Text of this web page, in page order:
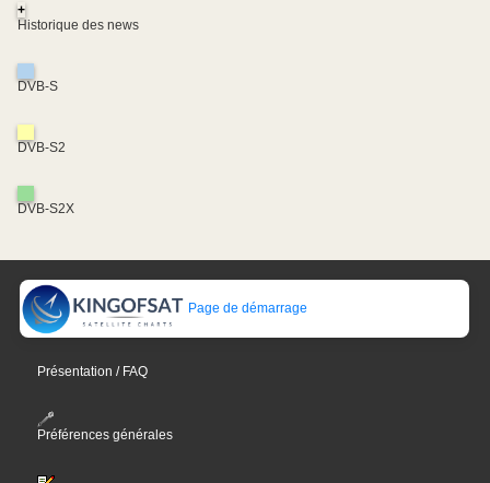
+
Historique des news
DVB-S
DVB-S2
DVB-S2X
Page de démarrage
Présentation / FAQ
Préférences générales